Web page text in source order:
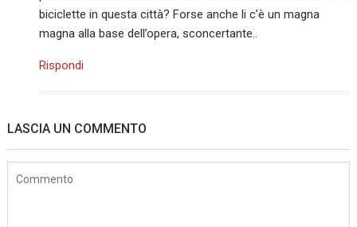
biciclette in questa città? Forse anche li c’è un magna
magna alla base dell’opera, sconcertante..
Rispondi
LASCIA UN COMMENTO